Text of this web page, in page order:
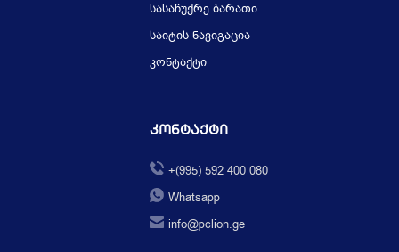
სასაჩუქრე ბარათი
საიტის ნავიგაცია
კონტაქტი
Კონტაქტი
+(995) 592 400 080
Whatsapp
info@pclion.ge